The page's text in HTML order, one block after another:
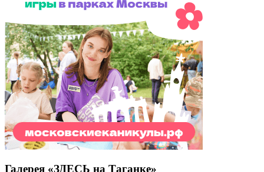
Галерея «ЗДЕСЬ на Таганке»